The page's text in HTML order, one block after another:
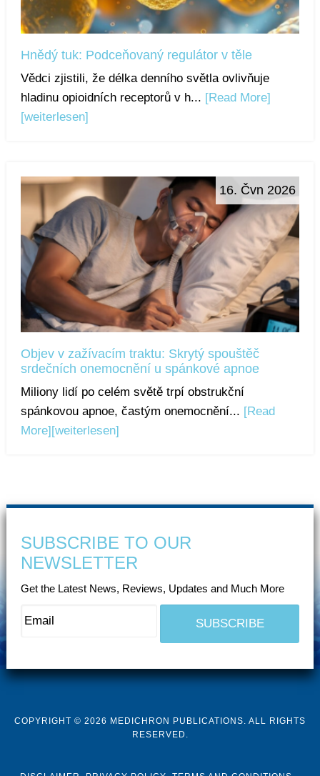
Hnědý tuk: Podceňovaný regulátor v těle
Vědci zjistili, že délka denního světla ovlivňuje
hladinu opioidních receptorů v h... [Read More]
[weiterlesen]
16. Čvn 2026
Objev v zažívacím traktu: Skrytý spouštěč
srdečních onemocnění u spánkové apnoe
Miliony lidí po celém světě trpí obstrukční
spánkovou apnoe, častým onemocnění... [Read
More][weiterlesen]
SUBSCRIBE TO OUR
NEWSLETTER
Get the Latest News, Reviews, Updates and Much More
COPYRIGHT © 2026 MEDICHRON PUBLICATIONS. ALL RIGHTS
RESERVED.